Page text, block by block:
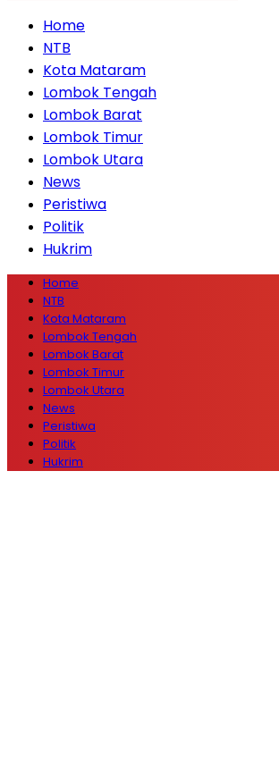
Home
NTB
Kota Mataram
Lombok Tengah
Lombok Barat
Lombok Timur
Lombok Utara
News
Peristiwa
Politik
Hukrim
Home
NTB
Kota Mataram
Lombok Tengah
Lombok Barat
Lombok Timur
Lombok Utara
News
Peristiwa
Politik
Hukrim